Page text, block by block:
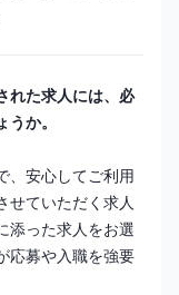
れた求人には、必
か。
、安心してご利用
せていただく求人
添った求人をお選
応募や入職を強要